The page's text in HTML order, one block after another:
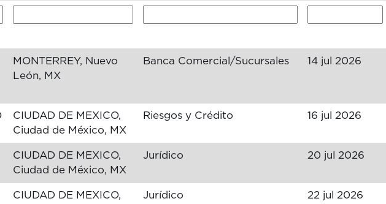
MONTERREY, Nuevo
León, MX
Banca Comercial/Sucursales 14 jul 2026
CIUDAD DE MEXICO,
Ciudad de México, MX
Riesgos y Crédito 16 jul 2026
CIUDAD DE MEXICO,
Ciudad de México, MX
Jurídico 20 jul 2026
CIUDAD DE MEXICO,
Jurídico 22 jul 2026